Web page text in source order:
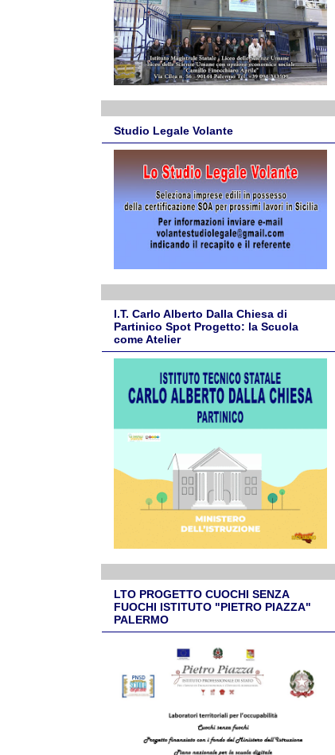
Studio Legale Volante
I.T. Carlo Alberto Dalla Chiesa di
Partinico Spot Progetto: la Scuola
come Atelier
LTO PROGETTO CUOCHI SENZA
FUOCHI ISTITUTO "PIETRO PIAZZA"
PALERMO